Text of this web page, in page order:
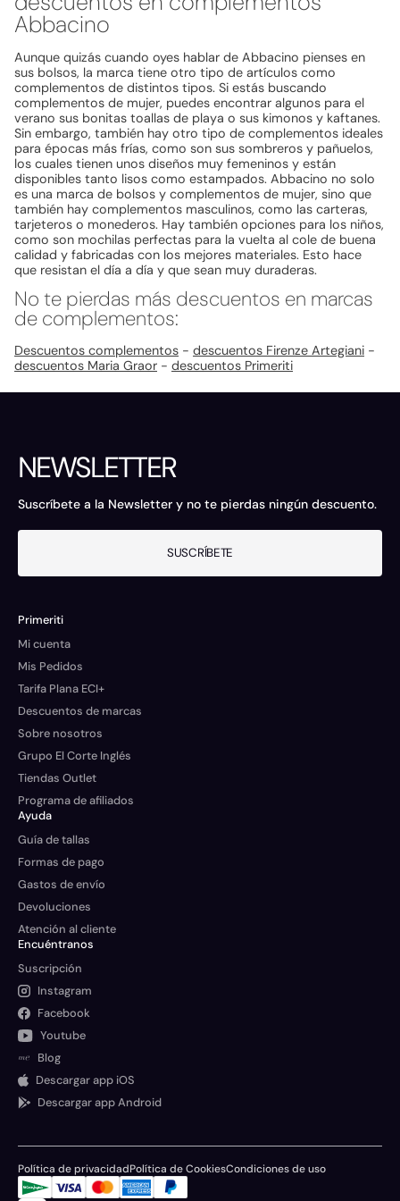
Abbacino
Aunque quizás cuando oyes hablar de Abbacino pienses en
sus bolsos, la marca tiene otro tipo de artículos como
complementos de distintos tipos. Si estás buscando
complementos de mujer, puedes encontrar algunos para el
verano sus bonitas toallas de playa o sus kimonos y kaftanes.
Sin embargo, también hay otro tipo de complementos ideales
para épocas más frías, como son sus sombreros y pañuelos,
los cuales tienen unos diseños muy femeninos y están
disponibles tanto lisos como estampados. Abbacino no solo
es una marca de bolsos y complementos de mujer, sino que
también hay complementos masculinos, como las carteras,
tarjeteros o monederos. Hay también opciones para los niños,
como son mochilas perfectas para la vuelta al cole de buena
calidad y fabricadas con los mejores materiales. Esto hace
que resistan el día a día y que sean muy duraderas.
No te pierdas más descuentos en marcas
de complementos:
Descuentos complementos - descuentos Firenze Artegiani -
descuentos Maria Graor - descuentos Primeriti
NEWSLETTER
Suscríbete a la Newsletter y no te pierdas ningún descuento.
SUSCRÍBETE
Primeriti
Mi cuenta
Mis Pedidos
Tarifa Plana ECI+
Descuentos de marcas
Sobre nosotros
Grupo El Corte Inglés
Tiendas Outlet
Programa de afiliados
Ayuda
Guía de tallas
Formas de pago
Gastos de envío
Devoluciones
Atención al cliente
Encuéntranos
Suscripción
Instagram
Facebook
Youtube
Blog
Descargar app iOS
Descargar app Android
Política de privacidadPolítica de CookiesCondiciones de uso